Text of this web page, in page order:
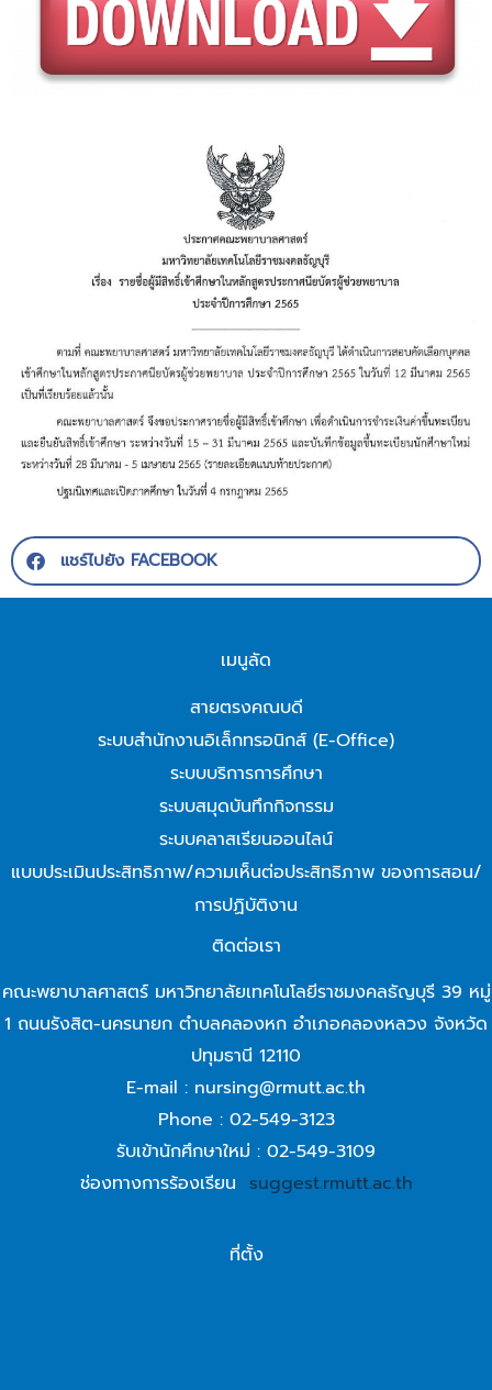
แชร์ไปยัง FACEBOOK
เมนูลัด
สายตรงคณบดี
ระบบสำนักงานอิเล็กทรอนิกส์ (E-Office)
ระบบบริการการศึกษา
ระบบสมุดบันทึกกิจกรรม
ระบบคลาสเรียนออนไลน์
แบบประเมินประสิทธิภาพ/ความเห็นต่อประสิทธิภาพ ของการสอน/
การปฏิบัติงาน
ติดต่อเรา
คณะพยาบาลศาสตร์ มหาวิทยาลัยเทคโนโลยีราชมงคลธัญบุรี 39 หมู่
1 ถนนรังสิต-นครนายก ตำบลคลองหก อำเภอคลองหลวง จังหวัด
ปทุมธานี 12110
E-mail : nursing@rmutt.ac.th
Phone : 02-549-3123
รับเข้านักศึกษาใหม่ : 02-549-3109
ช่องทางการร้องเรียน suggest.rmutt.ac.th
ที่ตั้ง